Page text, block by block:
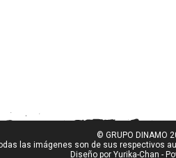
© GRUPO DINAMO
las imágenes son de sus respectivos
Diseño por Yurika-Chan -